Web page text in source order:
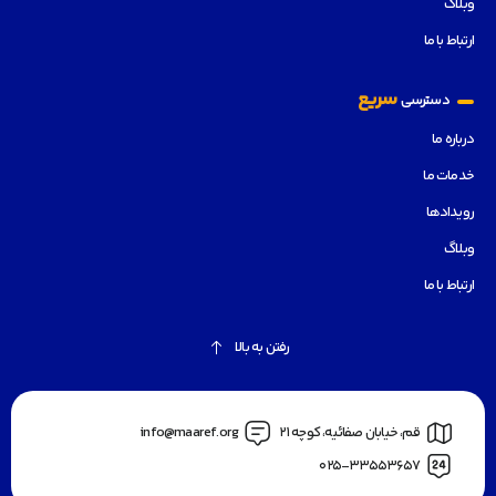
وبلاگ
ارتباط با ما
دسترسیسریع
درباره ما
خدمات ما
رویدادها
وبلاگ
ارتباط با ما
رفتن به بالا
قم، خیابان صفائیه، کوچه 21
info@maaref.org
025-33553657